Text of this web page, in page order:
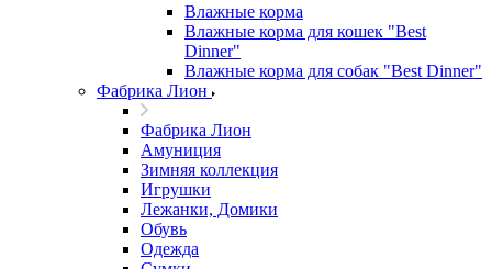
Влажные корма
Влажные корма для кошек "Best
Dinner"
Влажные корма для собак "Best Dinner"
Фабрика Лион
Фабрика Лион
Амуниция
Зимняя коллекция
Игрушки
Лежанки, Домики
Обувь
Одежда